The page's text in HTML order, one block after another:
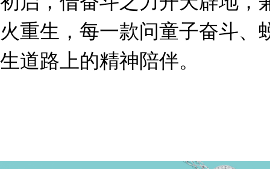
火重生，每一款问童子奋斗、
生道路上的精神陪伴。